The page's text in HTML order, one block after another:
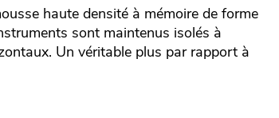
haute densité à mémoire de forme
sont maintenus isolés à
Un véritable plus par rapport à